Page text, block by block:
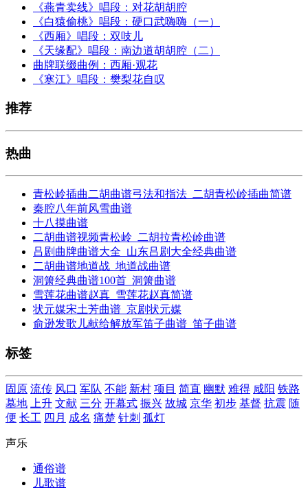
《燕青卖线》唱段：对花胡胡腔
《白猿偷桃》唱段：硬口武嗨嗨（一）
《西厢》唱段：双吱儿
《天缘配》唱段：南边道胡胡腔（二）
曲牌联缀曲例：西厢·观花
《寒江》唱段：樊梨花自叹
推荐
热曲
青松岭插曲二胡曲谱弓法和指法_二胡青松岭插曲简谱
秦腔八年前风雪曲谱
十八摸曲谱
二胡曲谱视频青松岭_二胡拉青松岭曲谱
吕剧曲牌曲谱大全_山东吕剧大全经典曲谱
二胡曲谱地道战_地道战曲谱
洞箫经典曲谱100首_洞箫曲谱
雪莲花曲谱赵真_雪莲花赵真简谱
状元媒宋土芳曲谱_京剧状元媒
俞逊发歌儿献给解放军笛子曲谱_笛子曲谱
标签
固原 流传 风口 军队 不能 新村 项目 简直 幽默 难得 咸阳 铁路
墓地
上升 文献 三分 开幕式 振兴 故城 京华 初步 基督 抗震 随
便 长工 四月 成名 痛楚 针刺 孤灯
声乐
通俗谱
儿歌谱